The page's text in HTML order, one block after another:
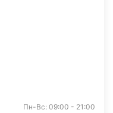
Пн-Вс: 09:00 - 21:00